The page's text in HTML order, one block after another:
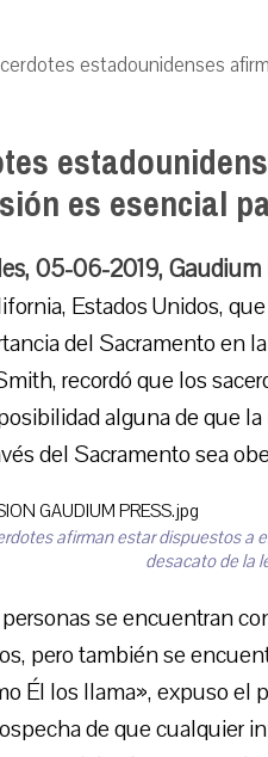
estadounidenses
es esencial
05-06-2019, Gaudium
Estados Unidos,
del Sacramento en
recordó que los
alguna de que
del Sacramento sea
afirman estar dispuestos a
desacato de la
se encuentran
pero también se
Él los llama», expuso el
de que cualquier